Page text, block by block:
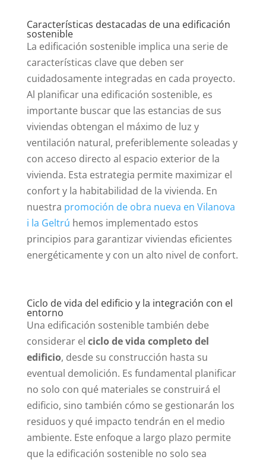
Características destacadas de una edificación
sostenible
La edificación sostenible implica una serie de
características clave que deben ser
cuidadosamente integradas en cada proyecto.
Al planificar una edificación sostenible, es
importante buscar que las estancias de sus
viviendas obtengan el máximo de luz y
ventilación natural, preferiblemente soleadas y
con acceso directo al espacio exterior de la
vivienda. Esta estrategia permite maximizar el
confort y la habitabilidad de la vivienda. En
nuestra promoción de obra nueva en Vilanova
i la Geltrú hemos implementado estos
principios para garantizar viviendas eficientes
energéticamente y con un alto nivel de confort.
Ciclo de vida del edificio y la integración con el
entorno
Una edificación sostenible también debe
considerar el ciclo de vida completo del
edificio, desde su construcción hasta su
eventual demolición. Es fundamental planificar
no solo con qué materiales se construirá el
edificio, sino también cómo se gestionarán los
residuos y qué impacto tendrán en el medio
ambiente. Este enfoque a largo plazo permite
que la edificación sostenible no solo sea